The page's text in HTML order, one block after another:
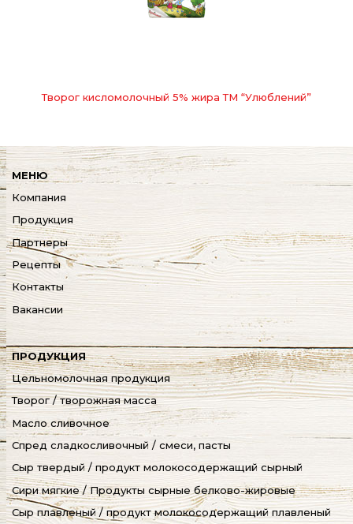
Творог кисломолочный 5% жира ТМ “Улюблений”
МЕНЮ
Компания
Продукция
Партнеры
Рецепты
Контакты
Вакансии
ПРОДУКЦИЯ
Цельномолочная продукция
Творог / творожная масса
Масло сливочное
Спред сладкосливочный / смеси, пасты
Сыр твердый / продукт молокосодержащий сырный
Сири мягкие / Продукты сырные белково-жировые
Сыр плавленый / продукт молокосодержащий плавленый